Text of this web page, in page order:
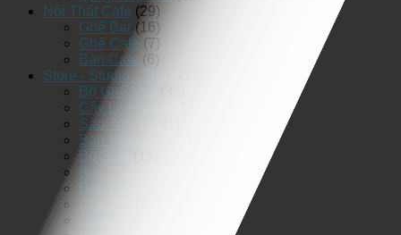
Nội Thất Cafe (29)
Ghế Bar (16)
Ghế Cafe (7)
Bàn Cafe (6)
Store - Studio - Shop
Bộ Ghế Nail
Cây Livestream
Sào Treo Đồ
Bàn Makeup Pro
Bộ Sofa
Bục Thử Váy Cưới
Đèn Led Rọi
Ghế Bar
Gương Đèn Led